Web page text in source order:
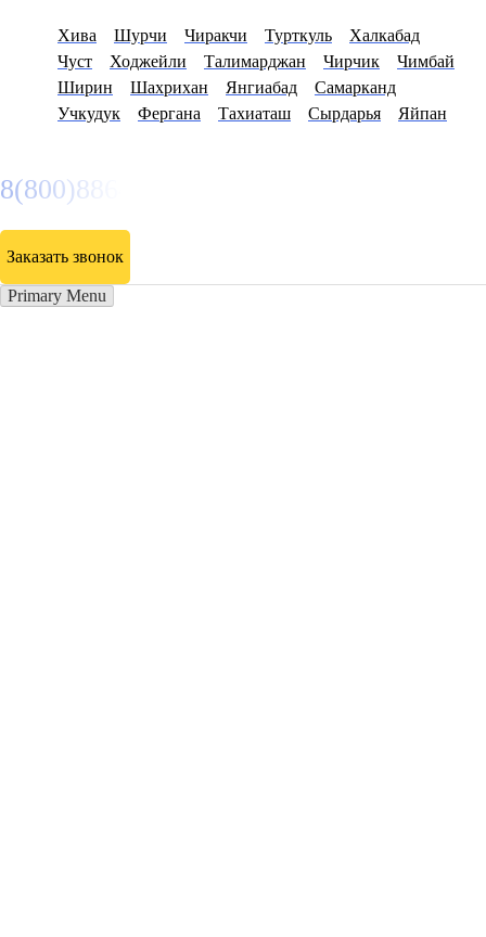
Хива Шурчи Чиракчи Турткуль
Халкабад
Чуст
Ходжейли Талимарджан Чирчик
Чимбай
Ширин
Шахрихан Янгиабад
Самарканд
Учкудук
Фергана Тахиаташ Сырдарья Яйпан
8(800)886486
Заказать звонок
Primary Menu